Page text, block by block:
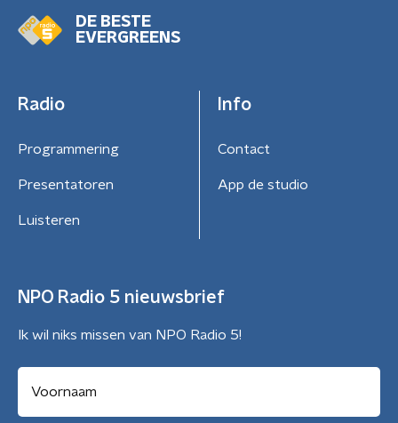
DE BESTE
EVERGREENS
Radio
Programmering
Presentatoren
Luisteren
Info
Contact
App de studio
NPO Radio 5 nieuwsbrief
Ik wil niks missen van NPO Radio 5!